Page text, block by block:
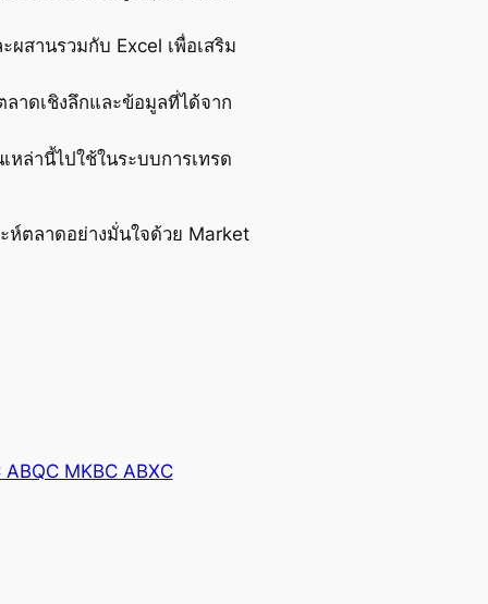
สานรวมกับ Excel เพื่อเสริม
าดเชิงลึกและข้อมูลที่ได้จาก
ล่านี้ไปใช้ในระบบการเทรด
ห์ตลาดอย่างมั่นใจด้วย Market
MKBC ABXC